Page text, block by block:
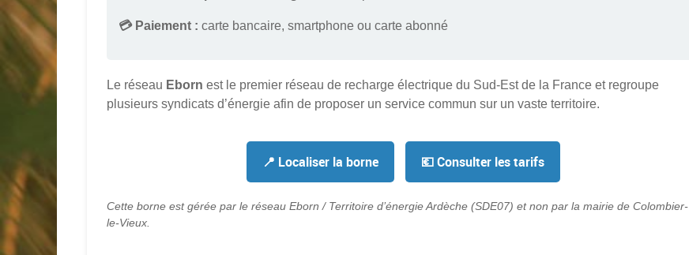
💳 Paiement : carte bancaire, smartphone ou carte abonné
Le réseau Eborn est le premier réseau de recharge électrique du Sud-Est de la France et regroupe
plusieurs syndicats d’énergie afin de proposer un service commun sur un vaste territoire.
📍 Localiser la borne 💶 Consulter les tarifs
Cette borne est gérée par le réseau Eborn / Territoire d’énergie Ardèche (SDE07) et non par la mairie de Colombier-
le-Vieux.